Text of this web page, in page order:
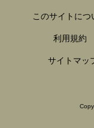
このサイトにつ
利用規約
サイトマッ